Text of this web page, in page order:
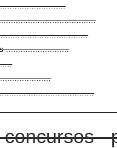
..........................